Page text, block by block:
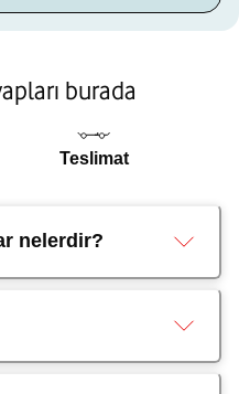
burada
Teslimat
nelerdir?